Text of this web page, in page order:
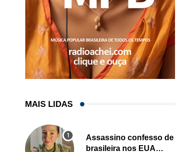
MAIS LIDAS
Assassino confesso de
brasileira nos EUA